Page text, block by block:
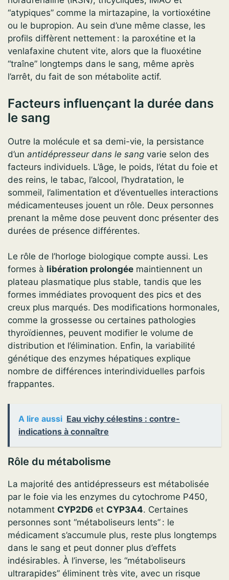
“atypiques” comme la mirtazapine, la vortioxétine
ou le bupropion. Au sein d’une même classe, les
profils diffèrent nettement : la paroxétine et la
venlafaxine chutent vite, alors que la fluoxétine
“traîne” longtemps dans le sang, même après
l’arrêt, du fait de son métabolite actif.
Facteurs influençant la durée dans
le sang
Outre la molécule et sa demi-vie, la persistance
d’un antidépresseur dans le sang varie selon des
facteurs individuels. L’âge, le poids, l’état du foie et
des reins, le tabac, l’alcool, l’hydratation, le
sommeil, l’alimentation et d’éventuelles interactions
médicamenteuses jouent un rôle. Deux personnes
prenant la même dose peuvent donc présenter des
durées de présence différentes.
Le rôle de l’horloge biologique compte aussi. Les
formes à libération prolongée maintiennent un
plateau plasmatique plus stable, tandis que les
formes immédiates provoquent des pics et des
creux plus marqués. Des modifications hormonales,
comme la grossesse ou certaines pathologies
thyroïdiennes, peuvent modifier le volume de
distribution et l’élimination. Enfin, la variabilité
génétique des enzymes hépatiques explique
nombre de différences interindividuelles parfois
frappantes.
A lire aussi Eau vichy célestins : contre-
indications à connaître
Rôle du métabolisme
La majorité des antidépresseurs est métabolisée
par le foie via les enzymes du cytochrome P450,
notamment CYP2D6 et CYP3A4. Certaines
personnes sont “métaboliseurs lents” : le
médicament s’accumule plus, reste plus longtemps
dans le sang et peut donner plus d’effets
indésirables. À l’inverse, les “métaboliseurs
ultrarapides” éliminent très vite, avec un risque